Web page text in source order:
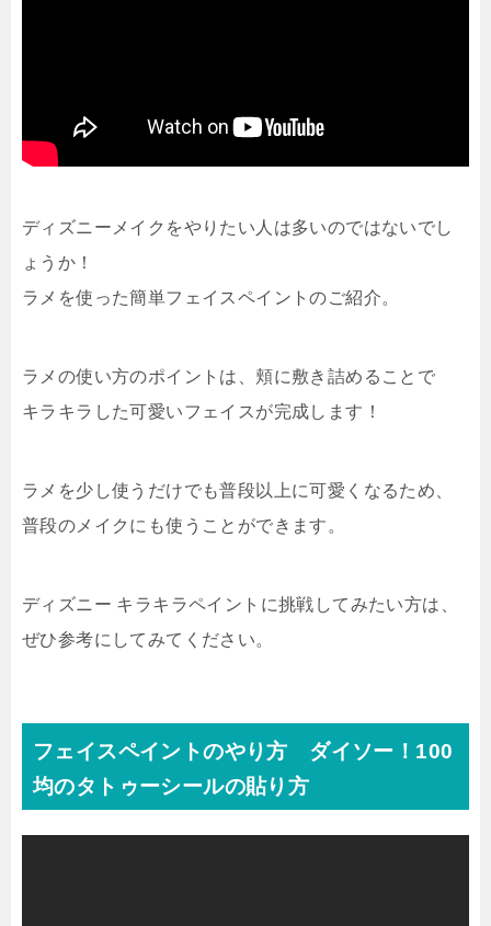
ディズニーメイクをやりたい人は多いのではないでし
ょうか！
ラメを使った簡単フェイスペイントのご紹介。
ラメの使い方のポイントは、頬に敷き詰めることで
キラキラした可愛いフェイスが完成します！
ラメを少し使うだけでも普段以上に可愛くなるため、
普段のメイクにも使うことができます。
ディズニー キラキラペイントに挑戦してみたい方は、
ぜひ参考にしてみてください。
フェイスペイントのやり方 ダイソー！100
均のタトゥーシールの貼り方